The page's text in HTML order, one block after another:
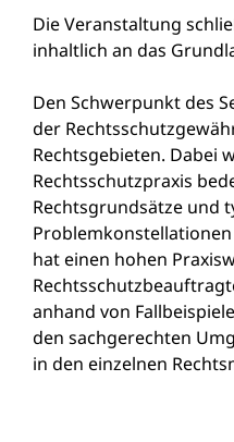
Die Veranstaltung
inhaltlich an das
Den Schwerpunkt des
der
Rechtsgebieten. Dabei
Rechtsschutzpraxis
Rechtsgrundsätze und
hat einen hohen
anhand von
den sachgerechten
in den einzelnen